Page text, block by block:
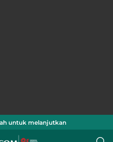
untuk melanjutkan